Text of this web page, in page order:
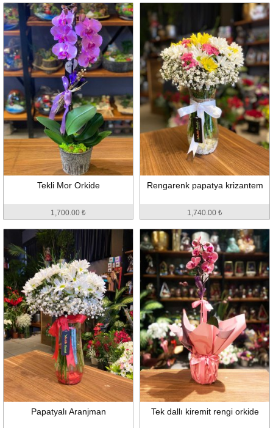
Tekli Mor Orkide
1,700.00 ₺
Rengarenk papatya krizantem
1,740.00 ₺
Papatyalı Aranjman Tek dallı kiremit rengi orkide